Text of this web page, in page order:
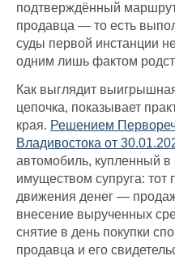
подтверждённый
продавца — то есть
суды первой инстанции
одним лишь фактом
Как выглядит
цепочка, показывает
края. Решением
Владивостока от
автомобиль, купленный
имуществом супруга:
движения денег —
внесение вырученных
снятие в день покупки
продавца и его